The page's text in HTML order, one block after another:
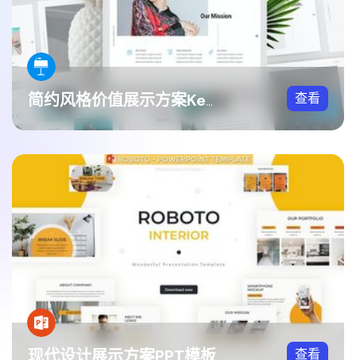
简约风格价值展示方案Keynote模板 查看
查看